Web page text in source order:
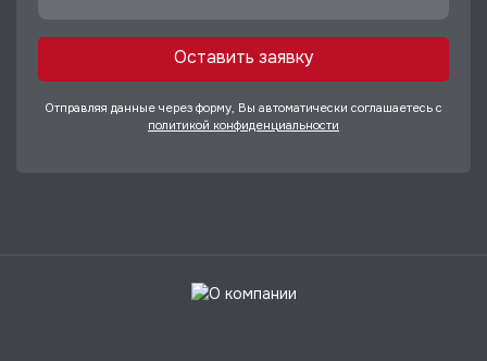
Оставить заявку
Отправляя данные через форму, Вы автоматически соглашаетесь с
политикой конфиденциальности